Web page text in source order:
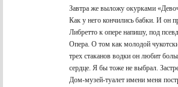
Завтра же выложу окурками
Как у него кончились бабки. И он
Либретто к опере напишу, под
Опера. О том как молодой
трех стаканов водки он любит
сердце. Я бы тоже не выбрал.
Дом-музей-туалет имени меня